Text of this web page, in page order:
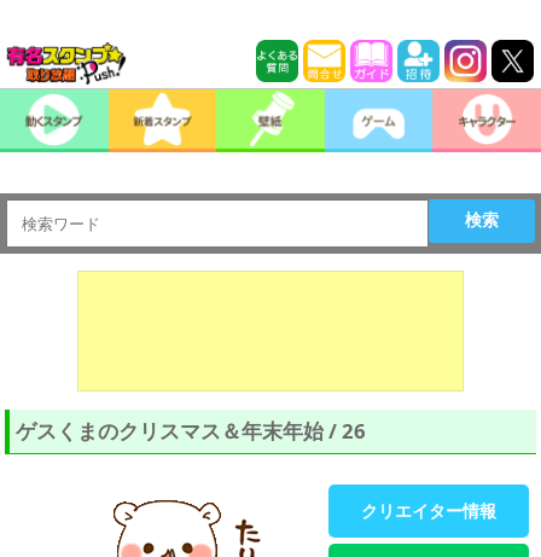
検索
ゲスくまのクリスマス＆年末年始 / 26
クリエイター情報